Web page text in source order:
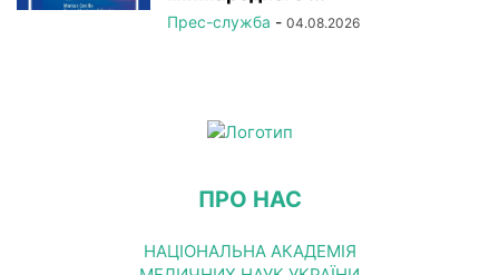
Прес-служба - 04.08.2026
ПРО НАС
НАЦІОНАЛЬНА АКАДЕМІЯ